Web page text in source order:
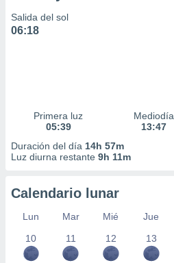
Salida del sol
06:18
Primera luz
05:39
Mediodía
13:47
Duración del día 14h 57m
Luz diurna restante 9h 11m
Calendario lunar
Lun Mar Mié Jue
10
11 12 13